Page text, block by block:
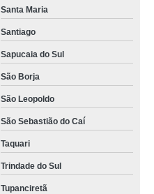
Santa Maria
Santiago
Sapucaia do Sul
São Borja
São Leopoldo
São Sebastião do Caí
Taquari
Trindade do Sul
Tupanciretã